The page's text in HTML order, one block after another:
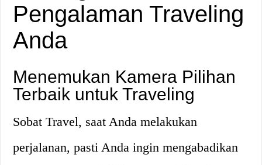
Pengalaman Traveling
Anda
Menemukan Kamera Pilihan
Terbaik untuk Traveling
Sobat Travel, saat Anda melakukan
perjalanan, pasti Anda ingin mengabadikan